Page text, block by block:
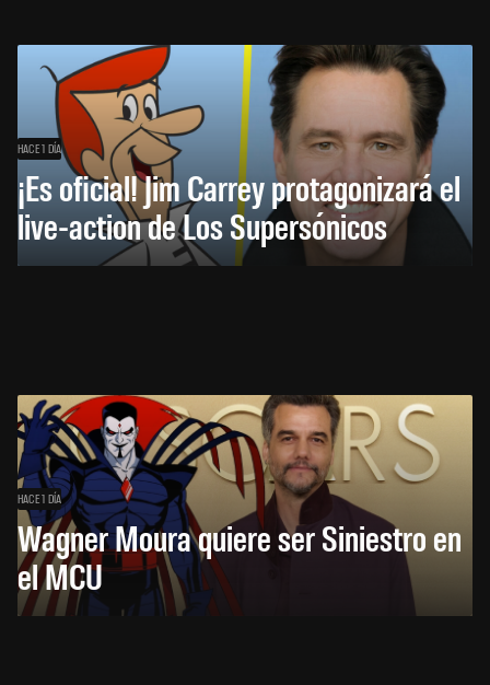
HACE 1 DÍA
¡Es oficial! Jim Carrey protagonizará el
live-action de Los Supersónicos
HACE 1 DÍA
Wagner Moura quiere ser Siniestro en
el MCU